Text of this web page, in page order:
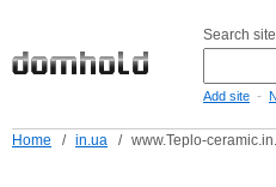
Search
Add site -
Home / in.ua / www.Teplo-